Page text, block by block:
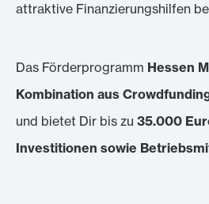
attraktive Finanzierungshilfen
Das Förderprogramm Hessen
Kombination aus
und bietet Dir bis zu 35.000
Investitionen sowie